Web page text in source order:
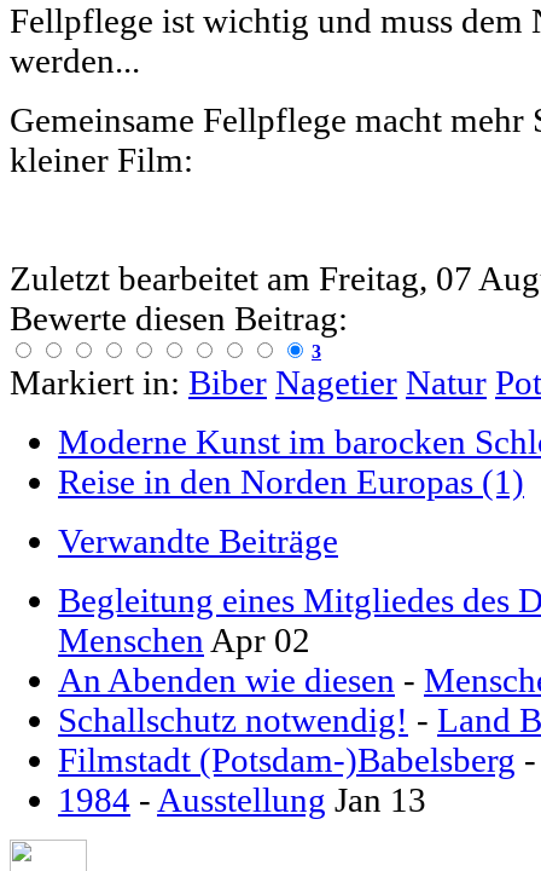
Fellpflege ist wichtig und muss dem
werden...
Gemeinsame Fellpflege macht mehr
kleiner Film:
Zuletzt bearbeitet am Freitag, 07
Bewerte diesen Beitrag:
3
Markiert in: Biber Nagetier Natur
Moderne Kunst im barocken
Reise in den Norden Europas (1)
Verwandte Beiträge
Begleitung eines Mitgliedes des
Menschen Apr 02
An Abenden wie diesen -
Schallschutz notwendig! - Land
Filmstadt (Potsdam-)Babelsberg
1984 - Ausstellung Jan 13